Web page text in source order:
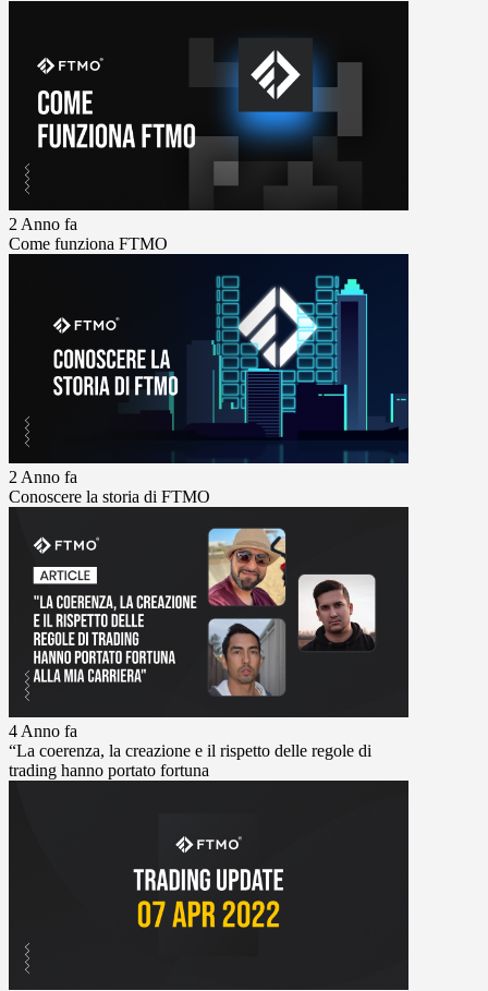
2 Anno fa
Come funziona FTMO
2 Anno fa
Conoscere la storia di FTMO
4 Anno fa
“La coerenza, la creazione e il rispetto delle regole di
trading hanno portato fortuna